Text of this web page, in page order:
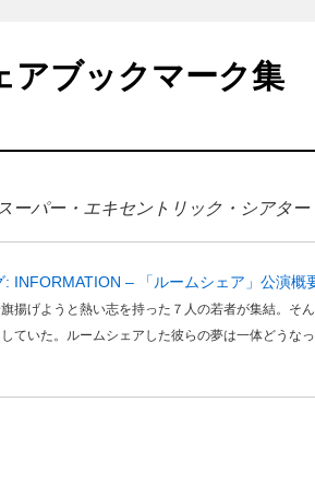
アブックマーク集
スーパー・エキセントリック・シアター
: INFORMATION – 「ルームシェア」公演概
揚げようと熱い志を持った７人の若者が集結。そ
ていた。ルームシェアした彼らの夢は一体どう